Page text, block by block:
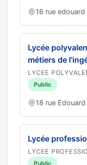
16 rue
Lycée
métiers de
LYCEE
Public
18 rue
Lycée
LYCEE
Public